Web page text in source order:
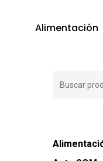
Presionar
Alimentación